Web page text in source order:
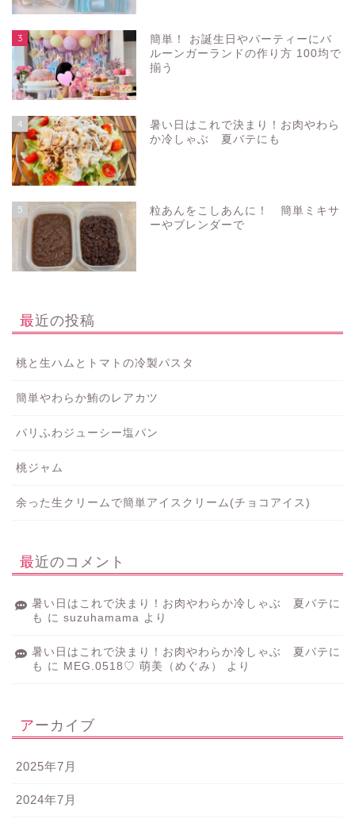
3
簡単！ お誕生日やパーティーにバ
ルーンガーランドの作り方 100均で
揃う
4
暑い日はこれで決まり！お肉やわら
か冷しゃぶ 夏バテにも
5
粒あんをこしあんに！ 簡単ミキサ
ーやブレンダーで
最近の投稿
桃と生ハムとトマトの冷製パスタ
簡単やわらか鮪のレアカツ
パリふわジューシー塩パン
桃ジャム
余った生クリームで簡単アイスクリーム(チョコアイス)
最近のコメント
暑い日はこれで決まり！お肉やわらか冷しゃぶ 夏バテに
も に suzuhamama より
暑い日はこれで決まり！お肉やわらか冷しゃぶ 夏バテに
も に MEG.0518♡ 萌美（めぐみ） より
アーカイブ
2025年7月
2024年7月